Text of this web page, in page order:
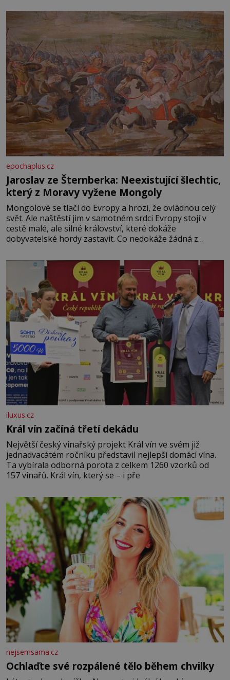
epochaplus.cz
Jaroslav ze Šternberka: Neexistující šlechtic,
který z Moravy vyžene Mongoly
Mongolové se tlačí do Evropy a hrozí, že ovládnou celý
svět. Ale naštěstí jim v samotném srdci Evropy stojí v
cestě malé, ale silné království, které dokáže
dobyvatelské hordy zastavit. Co nedokáže žádná z
král. Nebo že by ne? Mongolové od roku 1223 postupují
podél Kaspického a Azovského moře,
iluxus.cz
Král vín začíná třetí dekádu
Největší český vinařský projekt Král vín ve svém již
jednadvacátém ročníku představil nejlepší domácí vína.
Ta vybírala odborná porota z celkem 1260 vzorků od
157 vinařů. Král vín, který se – i pře
nejsemsama.cz
Ochlaďte své rozpálené tělo během chvilky